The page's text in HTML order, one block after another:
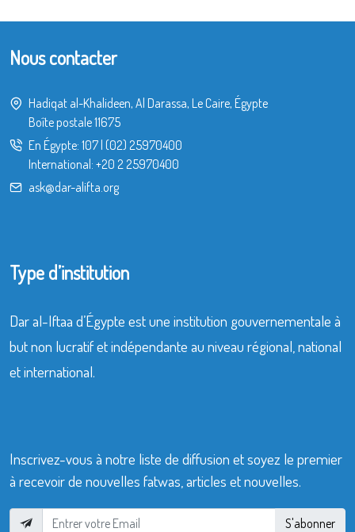
Nous contacter
Hadiqat al-Khalideen, Al Darassa, Le Caire, Égypte
Boîte postale 11675
En Égypte: 107| (02) 25970400
International: +20 2 25970400
ask@dar-alifta.org
Type d’institution
Dar al-Iftaa d’Égypte est une institution gouvernementale à
but non lucratif et indépendante au niveau régional, national
et international.
Inscrivez-vous à notre liste de diffusion et soyez le premier
à recevoir de nouvelles fatwas, articles et nouvelles.
S'abonner